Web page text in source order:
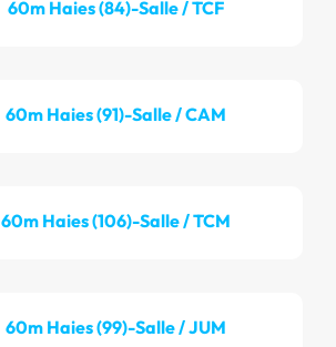
60m Haies (84)-Salle / TCF
60m Haies (91)-Salle / CAM
60m Haies (106)-Salle / TCM
60m Haies (99)-Salle / JUM